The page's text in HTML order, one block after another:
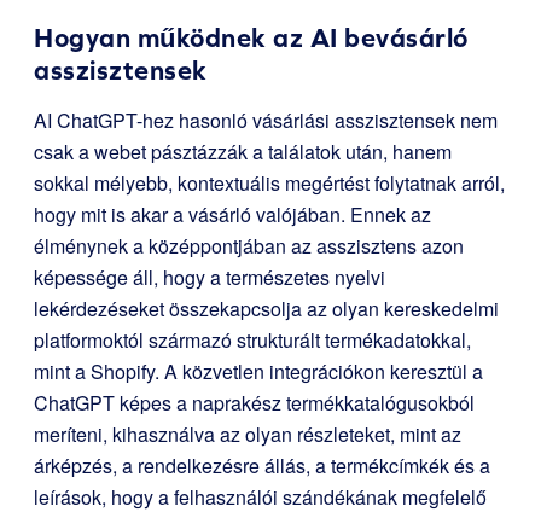
Hogyan működnek az AI bevásárló
asszisztensek
AI ChatGPT-hez hasonló vásárlási asszisztensek nem
csak a webet pásztázzák a találatok után, hanem
sokkal mélyebb, kontextuális megértést folytatnak arról,
hogy mit is akar a vásárló valójában. Ennek az
élménynek a középpontjában az asszisztens azon
képessége áll, hogy a természetes nyelvi
lekérdezéseket összekapcsolja az olyan kereskedelmi
platformoktól származó strukturált termékadatokkal,
mint a Shopify. A közvetlen integrációkon keresztül a
ChatGPT képes a naprakész termékkatalógusokból
meríteni, kihasználva az olyan részleteket, mint az
árképzés, a rendelkezésre állás, a termékcímkék és a
leírások, hogy a felhasználói szándékának megfelelő